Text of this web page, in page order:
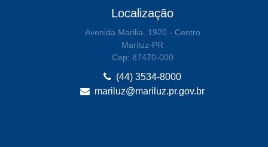
Localização
Avenida Marilia, 1920 - Centro
Mariluz-PR
Cep: 87470-000
(44) 3534-8000
mariluz@mariluz.pr.gov.br